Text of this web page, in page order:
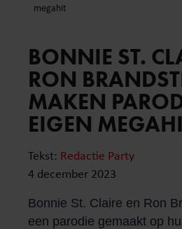
megahit
BONNIE ST.
RON
MAKEN
EIGEN
Tekst: Redactie Party
4 december 2023
Bonnie St. Claire en Ron
een parodie gemaakt op